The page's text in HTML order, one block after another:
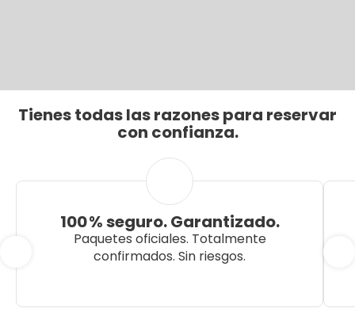
Tienes todas las razones para reservar
con confianza.
100 % seguro. Garantizado.
Paquetes oficiales. Totalmente
confirmados. Sin riesgos.